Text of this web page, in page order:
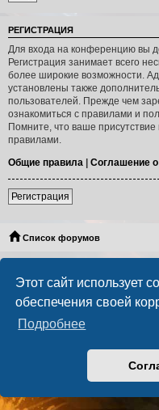
Этот сайт использует
обеспечения своей
Подробнее
РЕГИСТРАЦИЯ
Для входа на конференцию вы
Регистрация занимает всего
более широкие возможности.
установлены также
пользователей. Прежде чем
ознакомиться с правилами и
Помните, что ваше
правилами.
Общие правила | Соглашение
Регистрация
Список форумов